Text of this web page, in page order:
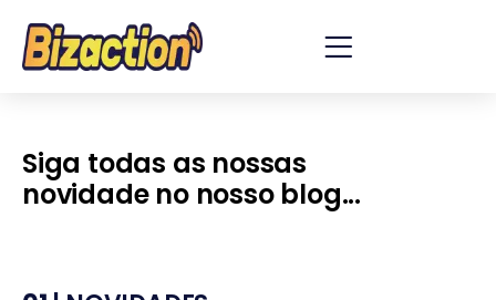
Siga todas as nossas
novidade no nosso blog...